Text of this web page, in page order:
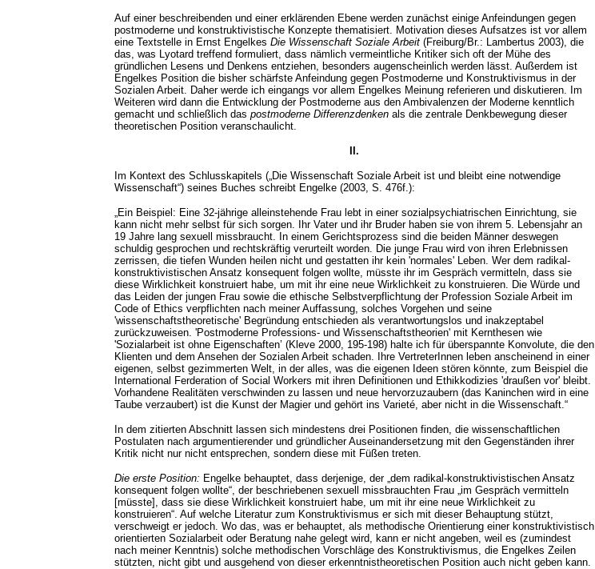
Auf einer beschreibenden und einer erklärenden Ebene werden zunächst einige Anfeindungen gegen
postmoderne und konstruktivistische Konzepte thematisiert. Motivation dieses Aufsatzes ist vor allem
eine Textstelle in Ernst Engelkes Die Wissenschaft Soziale Arbeit (Freiburg/Br.: Lambertus 2003), die
das, was Lyotard treffend formuliert, dass nämlich vermeintliche Kritiker sich oft der Mühe des
gründlichen Lesens und Denkens entziehen, besonders augenscheinlich werden lässt. Außerdem ist
Engelkes Position die bisher schärfste Anfeindung gegen Postmoderne und Konstruktivismus in der
Sozialen Arbeit. Daher werde ich eingangs vor allem Engelkes Meinung referieren und diskutieren. Im
Weiteren wird dann die Entwicklung der Postmoderne aus den Ambivalenzen der Moderne kenntlich
gemacht und schließlich das postmoderne Differenzdenken als die zentrale Denkbewegung dieser
theoretischen Position veranschaulicht.
II.
Im Kontext des Schlusskapitels („Die Wissenschaft Soziale Arbeit ist und bleibt eine notwendige
Wissenschaft“) seines Buches schreibt Engelke (2003, S. 476f.):
„Ein Beispiel: Eine 32-jährige alleinstehende Frau lebt in einer sozialpsychiatrischen Einrichtung, sie
kann nicht mehr selbst für sich sorgen. Ihr Vater und ihr Bruder haben sie von ihrem 5. Lebensjahr an
19 Jahre lang sexuell missbraucht. In einem Gerichtsprozess sind die beiden Männer deswegen
schuldig gesprochen und rechtskräftig verurteilt worden. Die junge Frau wird von ihren Erlebnissen
zerrissen, die tiefen Wunden heilen nicht und gestatten ihr kein 'normales' Leben. Wer dem radikal-
konstruktivistischen Ansatz konsequent folgen wollte, müsste ihr im Gespräch vermitteln, dass sie
diese Wirklichkeit konstruiert habe, um mit ihr eine neue Wirklichkeit zu konstruieren. Die Würde und
das Leiden der jungen Frau sowie die ethische Selbstverpflichtung der Profession Soziale Arbeit im
Code of Ethics verpflichten nach meiner Auffassung, solches Vorgehen und seine
'wissenschaftstheoretische' Begründung entschieden als verantwortungslos und inakzeptabel
zurückzuweisen. 'Postmoderne Professions- und Wissenschaftstheorien' mit Kernthesen wie
'Sozialarbeit ist ohne Eigenschaften’ (Kleve 2000, 195-198) halte ich für überspannte Konvolute, die den
Klienten und dem Ansehen der Sozialen Arbeit schaden. Ihre VertreterInnen leben anscheinend in einer
eigenen, selbst gezimmerten Welt, in der alles, was die eigenen Ideen stören könnte, zum Beispiel die
International Ferderation of Social Workers mit ihren Definitionen und Ethikkodizies 'draußen vor' bleibt.
Vorhandene Realitäten verschwinden zu lassen und neue hervorzuzaubern (das Kaninchen wird in eine
Taube verzaubert) ist die Kunst der Magier und gehört ins Varieté, aber nicht in die Wissenschaft.“
In dem zitierten Abschnitt lassen sich mindestens drei Positionen finden, die wissenschaftlichen
Postulaten nach argumentierender und gründlicher Auseinandersetzung mit den Gegenständen ihrer
Kritik nicht nur nicht entsprechen, sondern diese mit Füßen treten.
Die erste Position: Engelke behauptet, dass derjenige, der „dem radikal-konstruktivistischen Ansatz
konsequent folgen wollte“, der beschriebenen sexuell missbrauchten Frau „im Gespräch vermitteln
[müsste], dass sie diese Wirklichkeit konstruiert habe, um mit ihr eine neue Wirklichkeit zu
konstruieren“. Auf welche Literatur zum Konstruktivismus er sich mit dieser Behauptung stützt,
verschweigt er jedoch. Wo das, was er behauptet, als methodische Orientierung einer konstruktivistisch
orientierten Sozialarbeit oder Beratung nahe gelegt wird, kann er nicht angeben, weil es (zumindest
nach meiner Kenntnis) solche methodischen Vorschläge des Konstruktivismus, die Engelkes Zeilen
stützten, nicht gibt und ausgehend von dieser erkenntnistheoretischen Position auch nicht geben kann.